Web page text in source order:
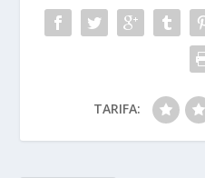
TARIFA: